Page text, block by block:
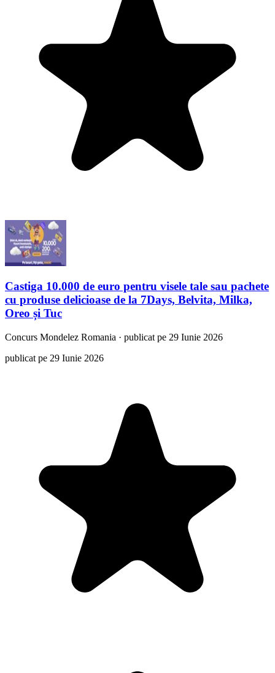
Castiga 10.000 de euro pentru visele tale sau pachete
cu produse delicioase de la 7Days, Belvita, Milka,
Oreo și Tuc
Concurs Mondelez Romania · publicat pe 29 Iunie 2026
publicat pe 29 Iunie 2026